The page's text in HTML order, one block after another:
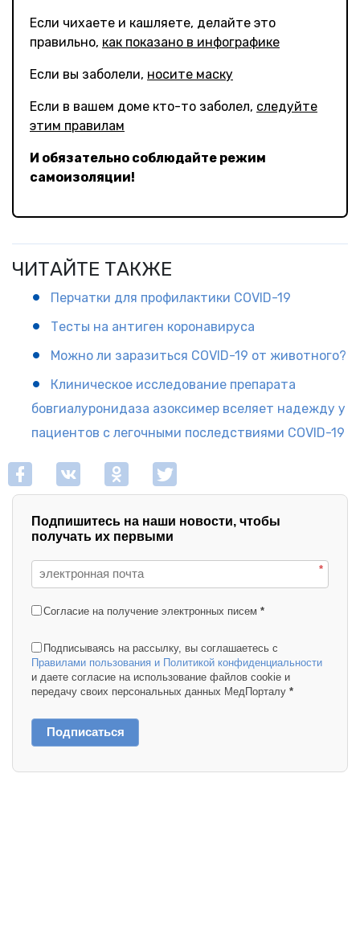
Если чихаете и кашляете, делайте это
правильно, как показано в инфографике
Eсли вы заболели, носите маску
Если в вашем доме кто-то заболел, следуйте
этим правилам
И обязательно соблюдайте режим
самоизоляции!
ЧИТАЙТЕ ТАКЖЕ
Перчатки для профилактики COVID-19
Тесты на антиген коронавируса
Можно ли заразиться COVID-19 от животного?
Клиническое исследование препарата
бовгиалуронидаза азоксимер вселяет надежду у
пациентов с легочными последствиями COVID-19
Подпишитесь на наши новости, чтобы
получать их первыми
*
Согласие на получение электронных писем *
Подписываясь на рассылку, вы соглашаетесь с
Правилами пользования и Политикой конфиденциальности
и даете согласие на использование файлов cookie и
передачу своих персональных данных МедПорталу *
Подписаться